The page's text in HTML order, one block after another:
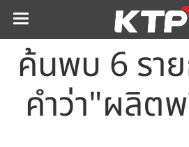
ค้นพบ 6 รา
คำว่า"ผลิต